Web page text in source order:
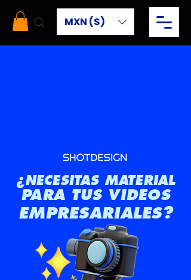
MXN ($)
PARA TUS VIDEOS
¿NECESITAS MATERIAL
EMPRESARIALES?